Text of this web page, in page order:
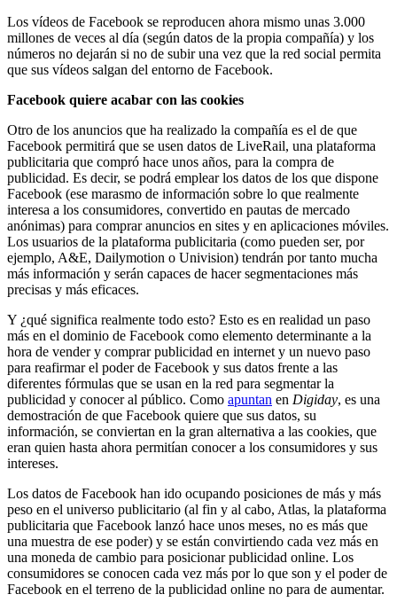
Los vídeos de Facebook se reproducen ahora mismo unas 3.000
millones de veces al día (según datos de la propia compañía) y los
números no dejarán si no de subir una vez que la red social permita
que sus vídeos salgan del entorno de Facebook.
Facebook quiere acabar con las cookies
Otro de los anuncios que ha realizado la compañía es el de que
Facebook permitirá que se usen datos de LiveRail, una plataforma
publicitaria que compró hace unos años, para la compra de
publicidad. Es decir, se podrá emplear los datos de los que dispone
Facebook (ese marasmo de información sobre lo que realmente
interesa a los consumidores, convertido en pautas de mercado
anónimas) para comprar anuncios en sites y en aplicaciones móviles.
Los usuarios de la plataforma publicitaria (como pueden ser, por
ejemplo, A&E, Dailymotion o Univision) tendrán por tanto mucha
más información y serán capaces de hacer segmentaciones más
precisas y más eficaces.
Y ¿qué significa realmente todo esto? Esto es en realidad un paso
más en el dominio de Facebook como elemento determinante a la
hora de vender y comprar publicidad en internet y un nuevo paso
para reafirmar el poder de Facebook y sus datos frente a las
diferentes fórmulas que se usan en la red para segmentar la
publicidad y conocer al público. Como apuntan en Digiday, es una
demostración de que Facebook quiere que sus datos, su
información, se conviertan en la gran alternativa a las cookies, que
eran quien hasta ahora permitían conocer a los consumidores y sus
intereses.
Los datos de Facebook han ido ocupando posiciones de más y más
peso en el universo publicitario (al fin y al cabo, Atlas, la plataforma
publicitaria que Facebook lanzó hace unos meses, no es más que
una muestra de ese poder) y se están convirtiendo cada vez más en
una moneda de cambio para posicionar publicidad online. Los
consumidores se conocen cada vez más por lo que son y el poder de
Facebook en el terreno de la publicidad online no para de aumentar.